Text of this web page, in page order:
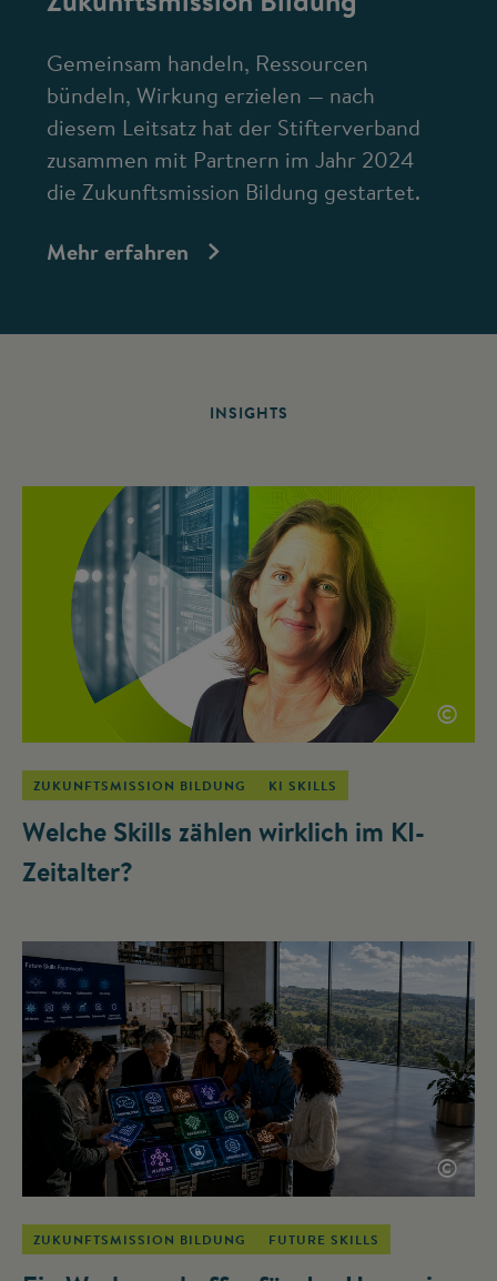
Gemeinsam handeln, Ressourcen
bündeln, Wirkung erzielen — nach
diesem Leitsatz hat der Stifterverband
zusammen mit Partnern im Jahr 2024
die Zukunftsmission Bildung gestartet.
Mehr erfahren
INSIGHTS
©
ZUKUNFTSMISSION BILDUNG KI SKILLS
Welche Skills zählen wirklich im KI-
Zeitalter?
©
ZUKUNFTSMISSION BILDUNG FUTURE SKILLS